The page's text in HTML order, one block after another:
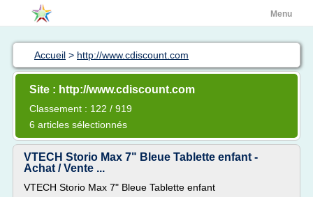
Menu
Accueil > http://www.cdiscount.com
Site : http://www.cdiscount.com
Classement : 122 / 919
6 articles sélectionnés
VTECH Storio Max 7" Bleue Tablette enfant -
Achat / Vente ...
VTECH Storio Max 7" Bleue Tablette enfant